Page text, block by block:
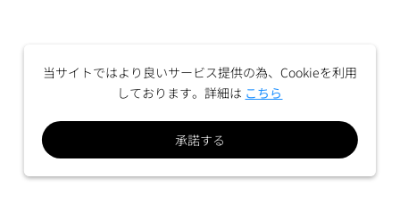
当サイトではより良いサービス提供の為、Cookieを利用
しております。詳細は こちら
承諾する